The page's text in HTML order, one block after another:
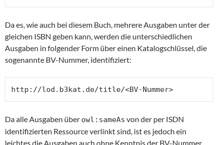
Da es, wie auch bei diesem Buch, mehrere Ausgaben unter der
gleichen ISBN geben kann, werden die unterschiedlichen
Ausgaben in folgender Form über einen Katalogschlüssel, die
sogenannte BV-Nummer, identifiziert:
http://lod.b3kat.de/title/<BV-Nummer>
Da alle Ausgaben über owl:sameAs von der per ISDN
identifizierten Ressource verlinkt sind, ist es jedoch ein
leichtes die Ausgaben auch ohne Kenntnis der BV-Nummer